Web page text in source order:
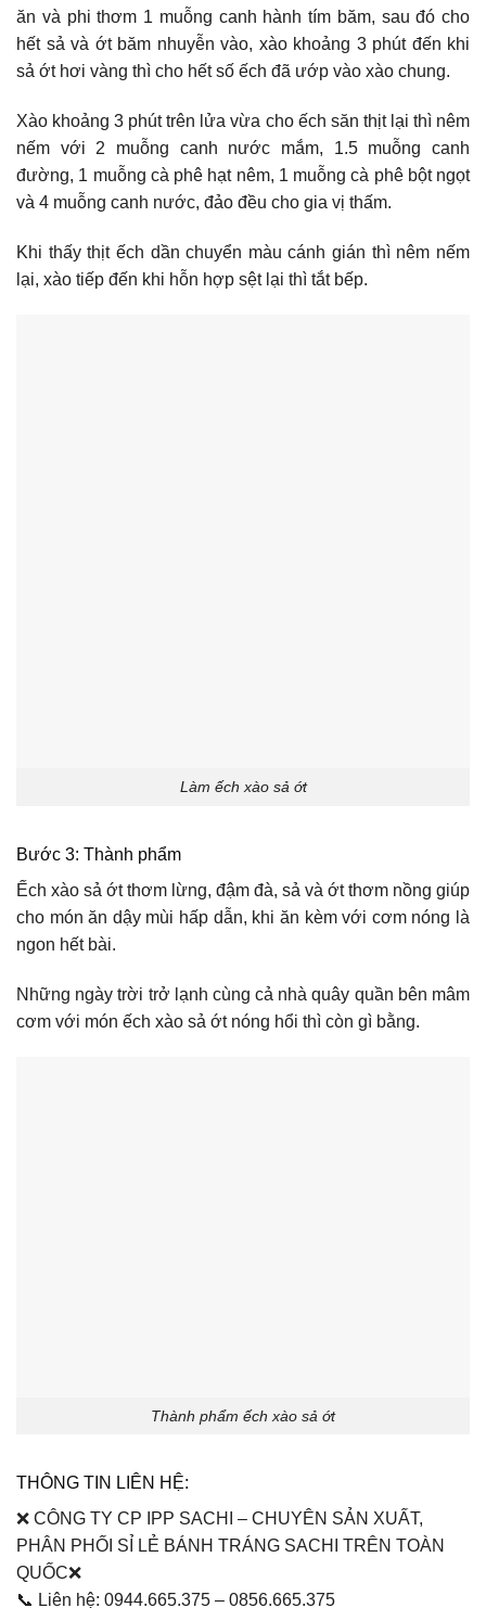
ăn và phi thơm 1 muỗng canh hành tím băm, sau đó cho
hết sả và ớt băm nhuyễn vào, xào khoảng 3 phút đến khi
sả ớt hơi vàng thì cho hết số ếch đã ướp vào xào chung.
Xào khoảng 3 phút trên lửa vừa cho ếch săn thịt lại thì nêm
nếm với 2 muỗng canh nước mắm, 1.5 muỗng canh
đường, 1 muỗng cà phê hạt nêm, 1 muỗng cà phê bột ngọt
và 4 muỗng canh nước, đảo đều cho gia vị thấm.
Khi thấy thịt ếch dần chuyển màu cánh gián thì nêm nếm
lại, xào tiếp đến khi hỗn hợp sệt lại thì tắt bếp.
Làm ếch xào sả ớt
Bước 3: Thành phẩm
Ếch xào sả ớt thơm lừng, đậm đà, sả và ớt thơm nồng giúp
cho món ăn dậy mùi hấp dẫn, khi ăn kèm với cơm nóng là
ngon hết bài.
Những ngày trời trở lạnh cùng cả nhà quây quần bên mâm
cơm với món ếch xào sả ớt nóng hổi thì còn gì bằng.
Thành phẩm ếch xào sả ớt
THÔNG TIN LIÊN HỆ:
❌ CÔNG TY CP IPP SACHI – CHUYÊN SẢN XUẤT,
PHÂN PHỐI SỈ LẺ BÁNH TRÁNG SACHI TRÊN TOÀN
QUỐC❌
📞 Liên hệ: 0944.665.375 – 0856.665.375